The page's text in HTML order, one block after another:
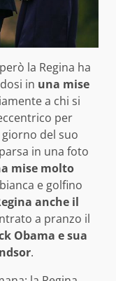
la Regina ha
in una mise
a chi si
per
del suo
in una foto
mise molto
e golfino
anche il
a pranzo il
Obama e sua
.